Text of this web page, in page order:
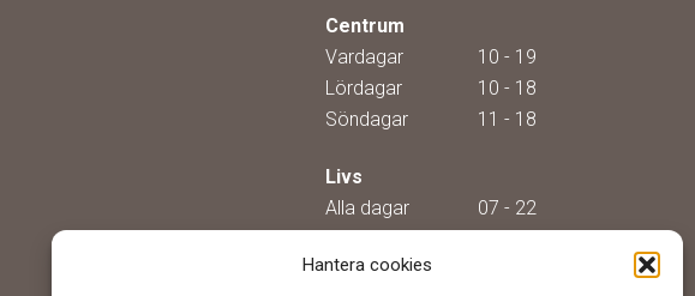
Hantera cookies
Centrum
Vardagar
10 - 19
Lördagar
10 - 18
Söndagar
11 - 18
Livs
Alla dagar
07 - 22
Visa alla öppettider